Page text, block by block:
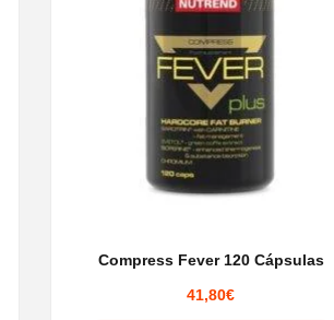
Compress Fever 120 Cápsulas
41,80€